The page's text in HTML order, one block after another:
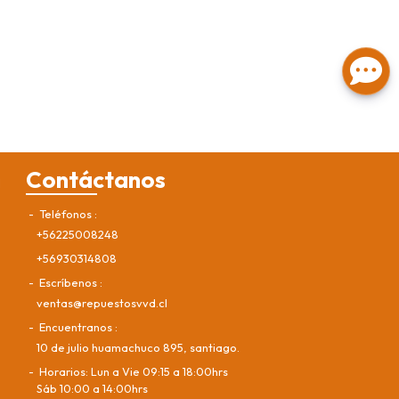
Contáctanos
Teléfonos
+56225008248
+56930314808
Escríbenos
ventas@repuestosvvd.cl
Encuentranos
10 de julio huamachuco 895, santiago.
Horarios: Lun a Vie 09:15 a 18:00hrs
Sáb 10:00 a 14:00hrs